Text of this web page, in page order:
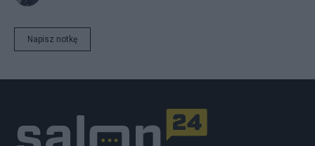
Napisz notkę